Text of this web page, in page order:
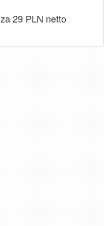
za 29 PLN netto